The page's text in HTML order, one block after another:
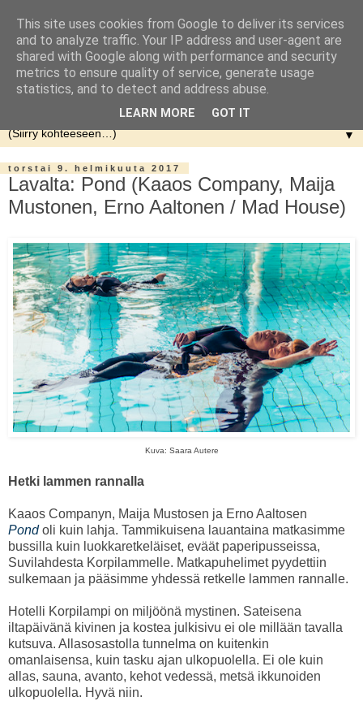
▼
torstai 9. helmikuuta 2017
Lavalta: Pond (Kaaos Company, Maija
Mustonen, Erno Aaltonen / Mad House)
Kuva: Saara Autere
Hetki lammen rannalla
Kaaos Companyn, Maija Mustosen ja Erno Aaltosen
Pond oli kuin lahja. Tammikuisena lauantaina matkasimme
bussilla kuin luokkaretkeläiset, eväät paperipusseissa,
Suvilahdesta Korpilammelle. Matkapuhelimet pyydettiin
sulkemaan ja pääsimme yhdessä retkelle lammen rannalle.
Hotelli Korpilampi on miljöönä mystinen. Sateisena
iltapäivänä kivinen ja kostea julkisivu ei ole millään tavalla
kutsuva. Allasosastolla tunnelma on kuitenkin
omanlaisensa, kuin tasku ajan ulkopuolella. Ei ole kuin
allas, sauna, avanto, kehot vedessä, metsä ikkunoiden
ulkopuolella. Hyvä niin.
This site uses cookies from Google to deliver its services
and to analyze traffic. Your IP address and user-agent are
shared with Google along with performance and security
metrics to ensure quality of service, generate usage
statistics, and to detect and address abuse.
LEARN MORE GOT IT